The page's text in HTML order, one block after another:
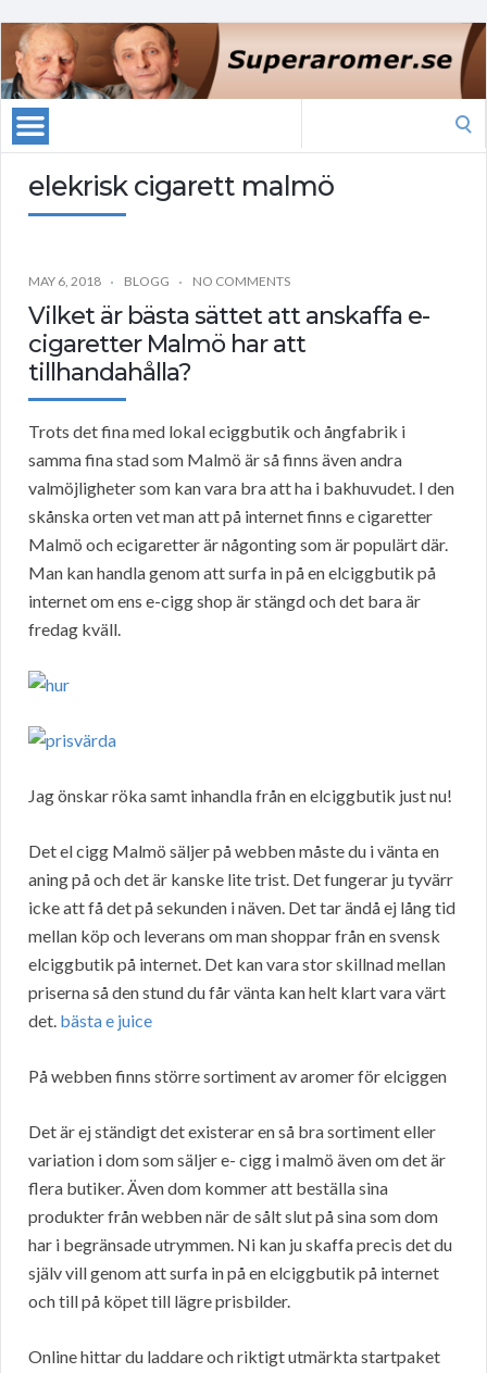
elekrisk cigarett malmö
MAY 6, 2018 BLOGG NO COMMENTS
Vilket är bästa sättet att anskaffa e-
cigaretter Malmö har att
tillhandahålla?
Trots det fina med lokal eciggbutik och ångfabrik i
samma fina stad som Malmö är så finns även andra
valmöjligheter som kan vara bra att ha i bakhuvudet. I den
skånska orten vet man att på internet finns e cigaretter
Malmö och ecigaretter är någonting som är populärt där.
Man kan handla genom att surfa in på en elciggbutik på
internet om ens e-cigg shop är stängd och det bara är
fredag kväll.
Jag önskar röka samt inhandla från en elciggbutik just nu!
Det el cigg Malmö säljer på webben måste du i vänta en
aning på och det är kanske lite trist. Det fungerar ju tyvärr
icke att få det på sekunden i näven. Det tar ändå ej lång tid
mellan köp och leverans om man shoppar från en svensk
elciggbutik på internet. Det kan vara stor skillnad mellan
priserna så den stund du får vänta kan helt klart vara värt
det. bästa e juice
På webben finns större sortiment av aromer för elciggen
Det är ej ständigt det existerar en så bra sortiment eller
variation i dom som säljer e- cigg i malmö även om det är
flera butiker. Även dom kommer att beställa sina
produkter från webben när de sålt slut på sina som dom
har i begränsade utrymmen. Ni kan ju skaffa precis det du
själv vill genom att surfa in på en elciggbutik på internet
och till på köpet till lägre prisbilder.
Online hittar du laddare och riktigt utmärkta startpaket